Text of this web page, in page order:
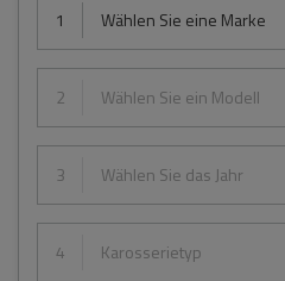
1 Wählen Sie eine Marke
2 Wählen Sie ein Modell
3 Wählen Sie das Jahr
4 Karosserietyp